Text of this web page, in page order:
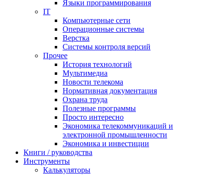
Языки программирования
IT
Компьютерные сети
Операционные системы
Верстка
Системы контроля версий
Прочее
История технологий
Мультимедиа
Новости телекома
Нормативная документация
Охрана труда
Полезные программы
Просто интересно
Экономика телекоммуникаций и
электронной промышленности
Экономика и инвестиции
Книги / руководства
Инструменты
Калькуляторы